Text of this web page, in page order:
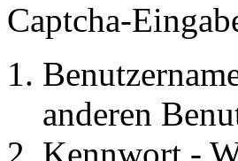
Captcha-
anderen